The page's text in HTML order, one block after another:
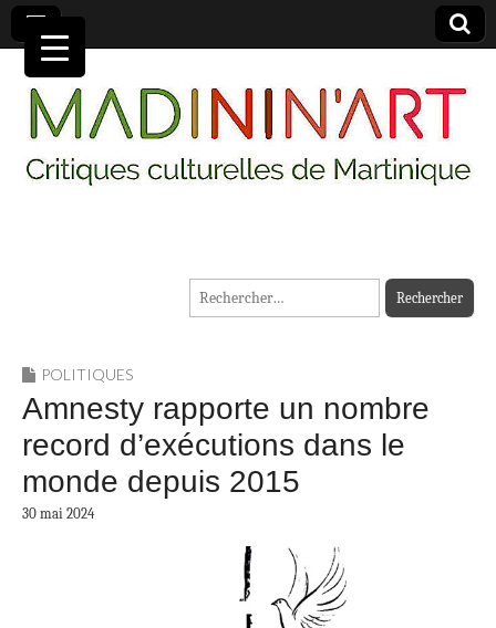
MADININ'ART
Rechercher :
POLITIQUES
Amnesty rapporte un nombre
record d’exécutions dans le
monde depuis 2015
30 mai 2024